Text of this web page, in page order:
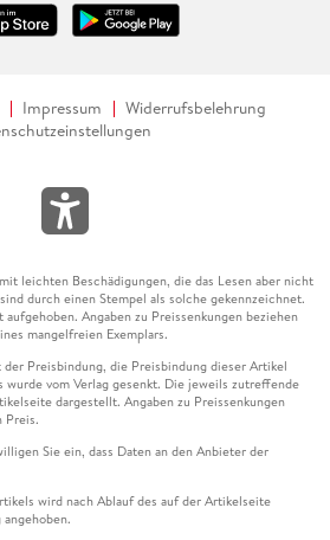
Impressum
Widerrufsbelehrung
leichten Beschädigungen, die das Lesen aber nicht
durch einen Stempel als solche gekennzeichnet.
Angaben zu Preissenkungen beziehen
mangelfreien Exemplars.
Preisbindung, die Preisbindung dieser Artikel
wurde vom Verlag gesenkt. Die jeweils zutreffende
dargestellt. Angaben zu Preissenkungen
Preis.
Sie ein, dass Daten an den Anbieter der
wird nach Ablauf des auf der Artikelseite